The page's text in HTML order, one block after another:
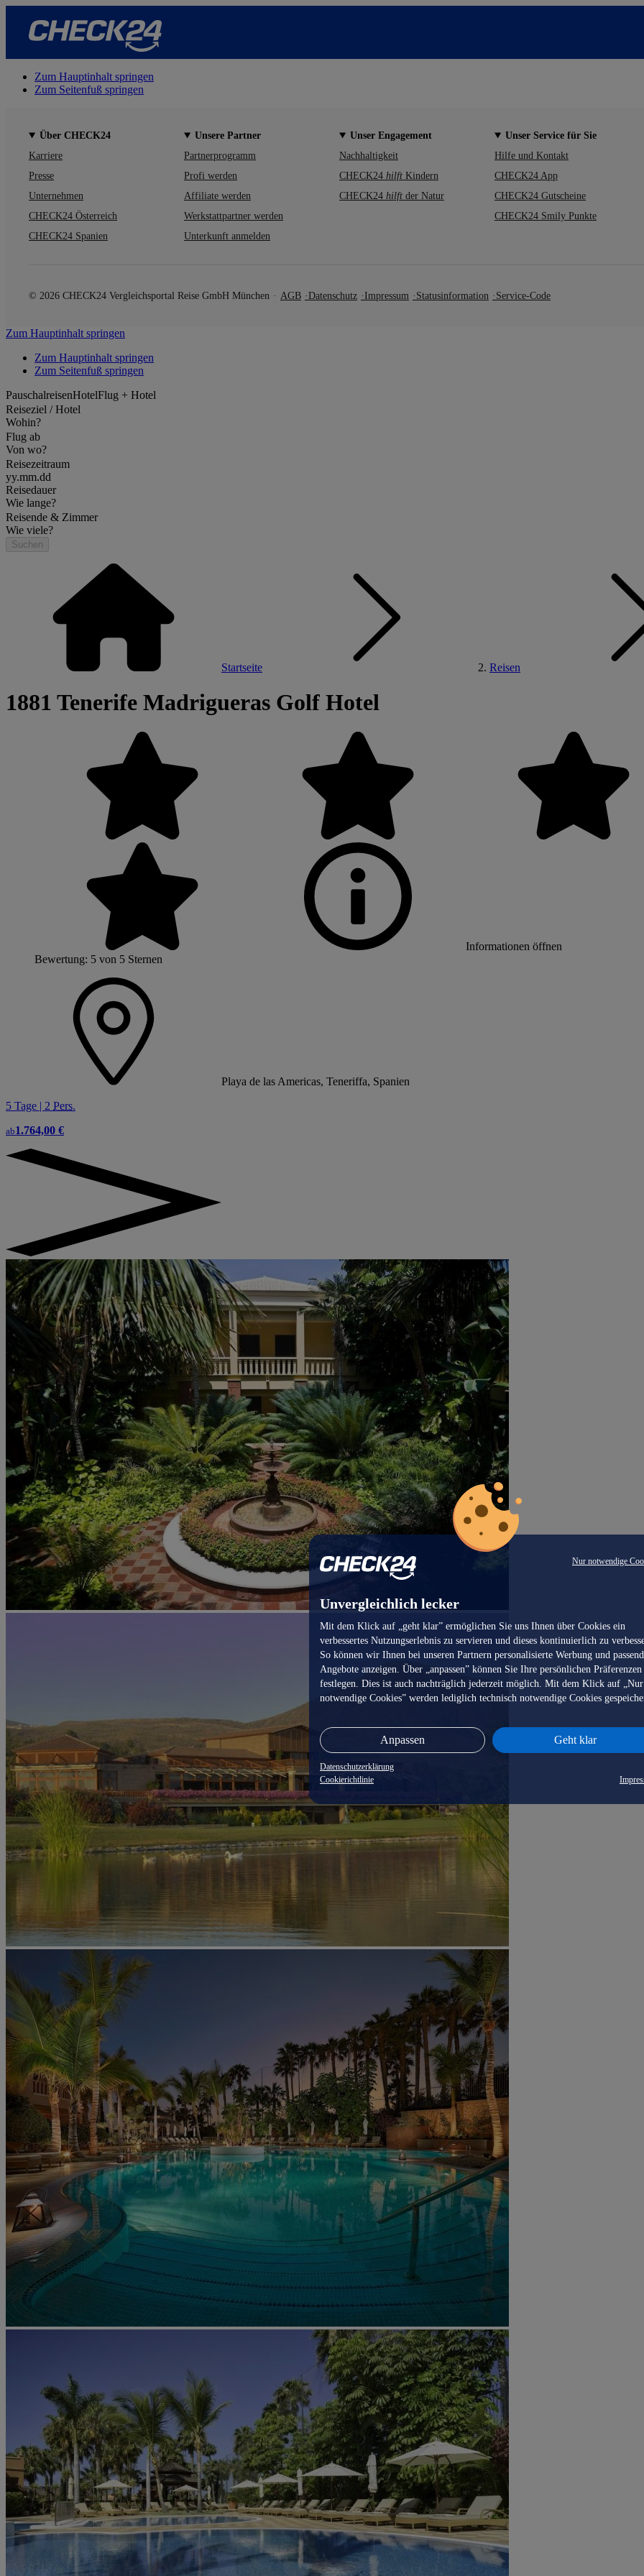
Nur notwendige
Unvergleichlich lecker
Mit dem Klick auf „geht klar” ermöglichen Sie uns Ihnen über Cookies ein
verbessertes Nutzungserlebnis zu servieren und dieses kontinuierlich zu
So können wir Ihnen bei unseren Partnern personalisierte Werbung und
Angebote anzeigen. Über „anpassen” können Sie Ihre persönlichen Präferenzen
festlegen. Dies ist auch nachträglich jederzeit möglich. Mit dem Klick auf „Nur
notwendige Cookies” werden lediglich technisch notwendige Cookies
Anpassen Geht klar
Datenschutzerklärung
Cookierichtlinie
Zum Hauptinhalt springen
Zum Seitenfuß springen
Über CHECK24
Karriere
Presse
Unternehmen
CHECK24 Österreich
CHECK24 Spanien
Unsere Partner
Partnerprogramm
Profi werden
Affiliate werden
Werkstattpartner werden
Unterkunft anmelden
Unser Engagement
Nachhaltigkeit
CHECK24 hilft Kindern
CHECK24 hilft der Natur
Unser Service für Sie
Hilfe und Kontakt
CHECK24 App
CHECK24 Gutscheine
CHECK24 Smily Punkte
© 2026 CHECK24 Vergleichsportal Reise GmbH München AGB Datenschutz Impressum Statusinformation Service-Code
Zum Hauptinhalt springen
Zum Hauptinhalt springen
Zum Seitenfuß springen
PauschalreisenHotelFlug + Hotel
Reiseziel / Hotel
Wohin?
Flug ab
Von wo?
Reisezeitraum
yy.mm.dd
Reisedauer
Wie lange?
Reisende & Zimmer
Wie viele?
Suchen
Startseite Reisen
1881 Tenerife Madrigueras Golf Hotel
Informationen öffnen
Bewertung: 5 von 5 Sternen
Playa de las Americas, Teneriffa, Spanien
5 Tage | 2 Pers.
ab1.764,00 €